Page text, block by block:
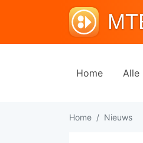
Home Alle
Home Nieuws